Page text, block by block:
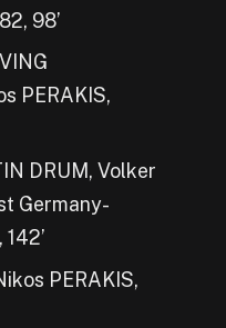
98’
PERAKIS,
DRUM, Volker
Germany-
PERAKIS,